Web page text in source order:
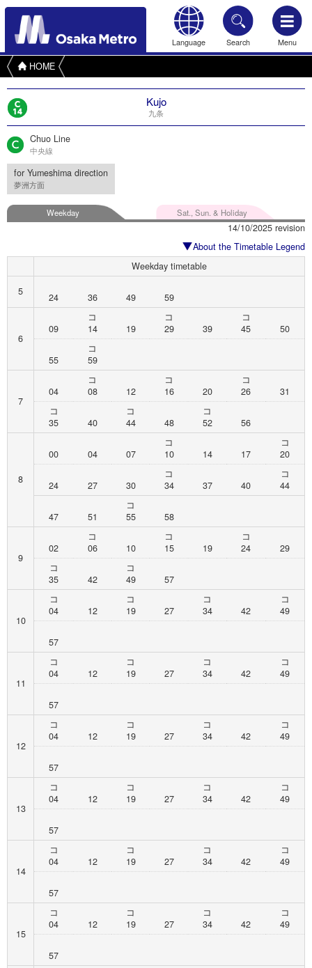
Language Search Menu
HOME
Kujo
九条
Chuo Line
中央線
for Yumeshima direction
夢洲方面
Weekday Sat., Sun. & Holiday
14/10/2025 revision
About the Timetable Legend
Weekday timetable
5
24 36 49 59
6
09
コ
14
19
コ
29
39
コ
45
50
55
コ
59
7
04
コ
08
12
コ
16
20
コ
26
31
コ
35
40
コ
44
48
コ
52
56
8
00 04 07
コ
10
14 17
コ
20
24 27 30
コ
34
37 40
コ
44
47 51
コ
55
58
9
02
コ
06
10
コ
15
19
コ
24
29
コ
35
42
コ
49
57
10
コ
04
12
コ
19
27
コ
34
42
コ
49
57
11
コ
04
12
コ
19
27
コ
34
42
コ
49
57
12
コ
04
12
コ
19
27
コ
34
42
コ
49
57
13
コ
04
12
コ
19
27
コ
34
42
コ
49
57
14
コ
04
12
コ
19
27
コ
34
42
コ
49
57
15
コ
04
12
コ
19
27
コ
34
42
コ
49
57